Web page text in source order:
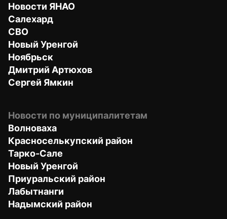
Новости ЯНАО
Салехард
СВО
Новый Уренгой
Ноябрьск
Дмитрий Артюхов
Сергей Ямкин
Новости по муниципалитетам
Волноваха
Красноселькупский район
Тарко-Сале
Новый Уренгой
Приуральский район
Лабытнанги
Надымский район